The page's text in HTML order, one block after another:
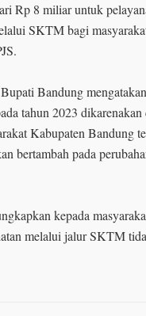
Rp 8 miliar untuk
SKTM bagi
Bandung
tahun 2023
Kabupaten Bandung
bertambah pada
kepada
melalui jalur SKTM